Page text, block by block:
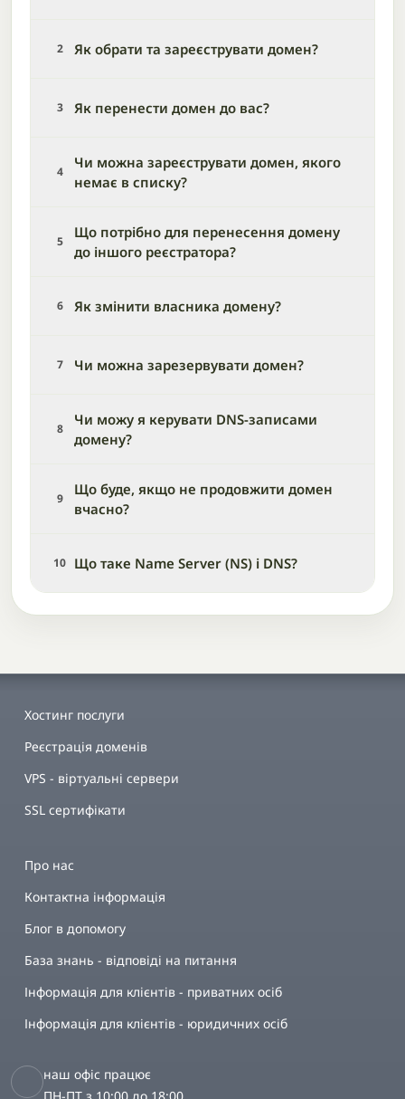
2 Як обрати та зареєструвати домен?
3 Як перенести домен до вас?
4
Чи можна зареєструвати домен, якого
немає в списку?
5
Що потрібно для перенесення домену
до іншого реєстратора?
6 Як змінити власника домену?
7 Чи можна зарезервувати домен?
8
Чи можу я керувати DNS-записами
домену?
9
Що буде, якщо не продовжити домен
вчасно?
10 Що таке Name Server (NS) і DNS?
Хостинг послуги
Реєстрація доменів
VPS - віртуальні сервери
SSL сертифікати
Про нас
Контактна інформація
Блог в допомогу
База знань - відповіді на питання
Інформація для клієнтів - приватних осіб
Інформація для клієнтів - юридичних осіб
наш офіс працює